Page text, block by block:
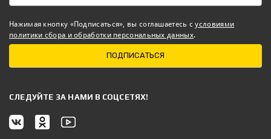
Нажимая кнопку «Подписаться», вы соглашаетесь сусловиями
политики сбора и обработки персональных данных.
ПОДПИСАТЬСЯ
CЛЕДУЙТЕ ЗА НАМИ В СОЦСЕТЯХ!